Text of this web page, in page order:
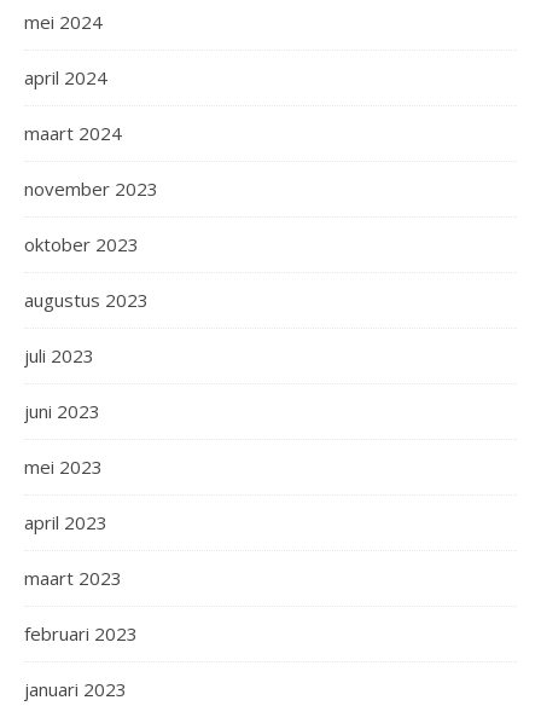
mei 2024
april 2024
maart 2024
november 2023
oktober 2023
augustus 2023
juli 2023
juni 2023
mei 2023
april 2023
maart 2023
februari 2023
januari 2023